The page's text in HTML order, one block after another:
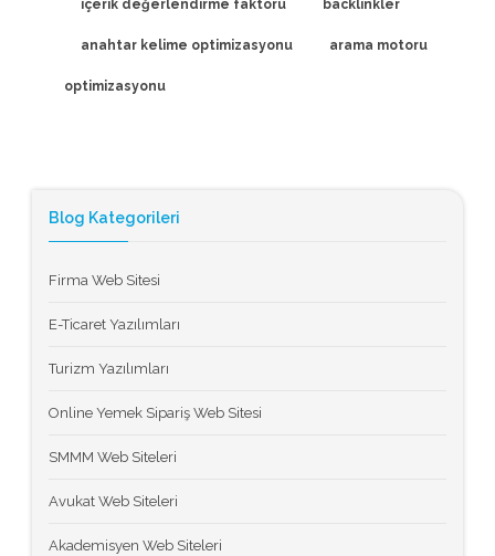
içerik değerlendirme faktörü backlinkler
anahtar kelime optimizasyonu arama motoru
optimizasyonu
Blog Kategorileri
Firma Web Sitesi
E-Ticaret Yazılımları
Turizm Yazılımları
Online Yemek Sipariş Web Sitesi
SMMM Web Siteleri
Avukat Web Siteleri
Akademisyen Web Siteleri